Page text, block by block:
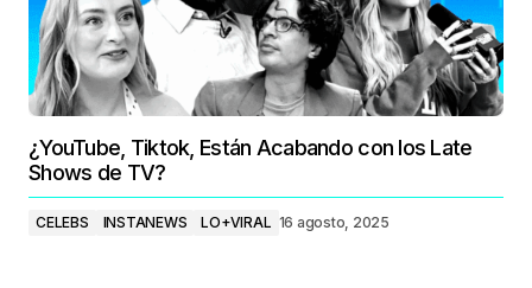
¿YouTube, Tiktok, Están Acabando con los Late
Shows de TV?
CELEBS INSTANEWS LO+VIRAL 16 agosto, 2025